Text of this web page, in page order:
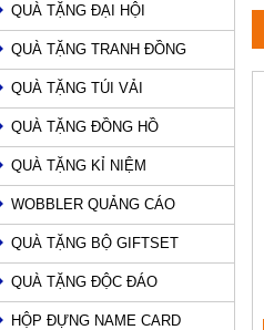
QUÀ TẶNG ĐẠI HỘI
QUÀ TẶNG TRANH ĐỒNG
QUÀ TẶNG TÚI VẢI
QUÀ TẶNG ĐỒNG HỒ
QUÀ TẶNG KỈ NIỆM
WOBBLER QUẢNG CÁO
QUÀ TẶNG BỘ GIFTSET
QUÀ TẶNG ĐỘC ĐÁO
HỘP ĐỰNG NAME CARD